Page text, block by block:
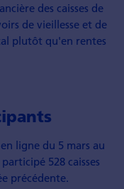
des caisses de
de vieillesse et de
plutôt qu'en rentes
ligne du 5 mars au
528 caisses
précédente.